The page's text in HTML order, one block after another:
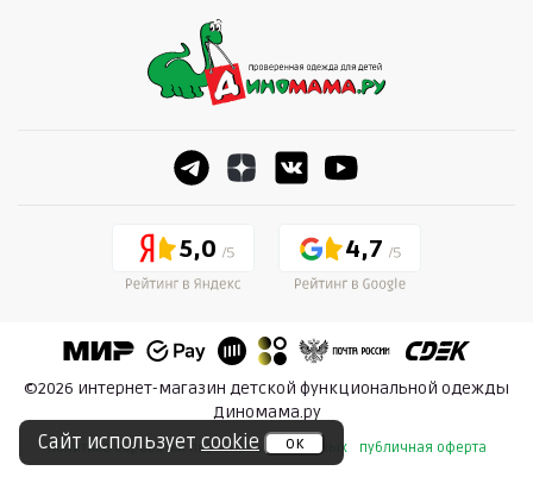
5,0 4,7
©2026 интернет-магазин детской функциональной одежды
Диномама.ру
политика обработки персональных данных публичная оферта
Сайт использует cookie ок